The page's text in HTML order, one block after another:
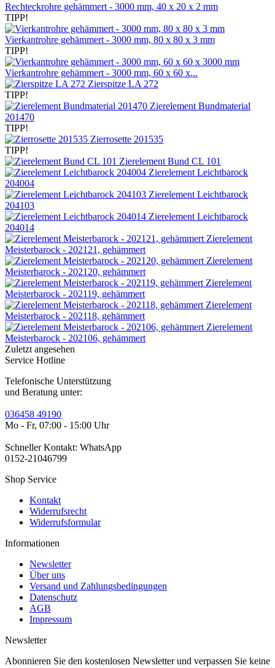
Rechteckrohre gehämmert - 3000 mm, 40 x 20 x 2 mm
TIPP!
Vierkantrohre gehämmert - 3000 mm, 80 x 80 x 3 mm
TIPP!
Vierkantrohre gehämmert - 3000 mm, 60 x 60 x...
Zierspitze LA 272
TIPP!
Zierelement Bundmaterial
201470
TIPP!
Zierrosette 201535
TIPP!
Zierelement Bund CL 101
Zierelement Leichtbarock
204004
Zierelement Leichtbarock
204103
Zierelement Leichtbarock
204014
Zierelement
Meisterbarock - 202121, gehämmert
Zierelement
Meisterbarock - 202120, gehämmert
Zierelement
Meisterbarock - 202119, gehämmert
Zierelement
Meisterbarock - 202118, gehämmert
Zierelement
Meisterbarock - 202106, gehämmert
Zuletzt angesehen
Service Hotline
Telefonische Unterstützung
und Beratung unter:
036458 49190
Mo - Fr, 07:00 - 15:00 Uhr
Schneller Kontakt: WhatsApp
0152-21046799
Shop Service
Kontakt
Widerrufsrecht
Widerrufsformular
Informationen
Newsletter
Über uns
Versand und Zahlungsbedingungen
Datenschutz
AGB
Impressum
Newsletter
Abonnieren Sie den kostenlosen Newsletter und verpassen Sie keine